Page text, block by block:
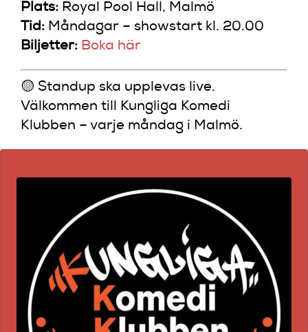
Plats:Royal Pool Hall, Malmö
Tid:Måndagar – showstart kl. 20.00
Biljetter: Boka här
🟡 Standup ska upplevas live.
Välkommen till Kungliga Komedi
Klubben – varje måndag i Malmö.